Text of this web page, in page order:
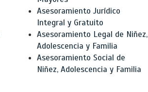
Asesoramiento Jurídico
Integral y Gratuito
Asesoramiento Legal de Niñez,
Adolescencia y Familia
Asesoramiento Social de
Niñez, Adolescencia y Familia